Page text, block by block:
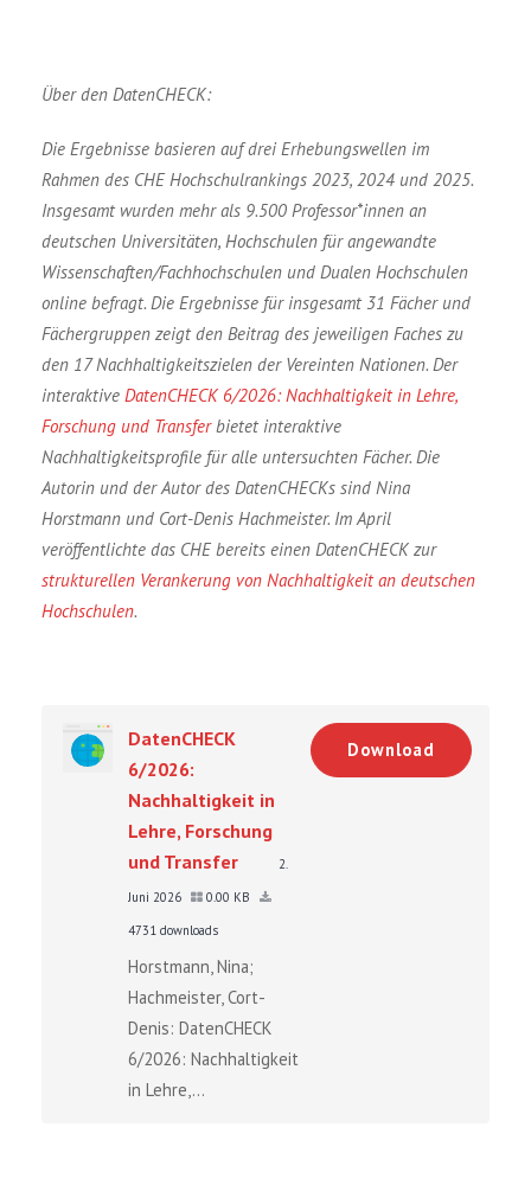
Über den DatenCHECK:
Die Ergebnisse basieren auf drei Erhebungswellen im
Rahmen des CHE Hochschulrankings 2023, 2024 und 2025.
Insgesamt wurden mehr als 9.500 Professor*innen an
deutschen Universitäten, Hochschulen für angewandte
Wissenschaften/Fachhochschulen und Dualen Hochschulen
online befragt. Die Ergebnisse für insgesamt 31 Fächer und
Fächergruppen zeigt den Beitrag des jeweiligen Faches zu
den 17 Nachhaltigkeitszielen der Vereinten Nationen. Der
interaktive DatenCHECK 6/2026: Nachhaltigkeit in Lehre,
Forschung und Transferbietet interaktive
Nachhaltigkeitsprofile für alle untersuchten Fächer. Die
Autorin und der Autor des DatenCHECKs sind Nina
Horstmann und Cort-Denis Hachmeister. Im April
veröffentlichte das CHE bereits einen DatenCHECK zur
strukturellen Verankerung von Nachhaltigkeit an deutschen
Hochschulen.
DatenCHECK
6/2026:
Nachhaltigkeit in
Lehre, Forschung
und Transfer
2.
Juni 2026
0.00 KB
4731 downloads
Horstmann, Nina;
Hachmeister, Cort-
Denis: DatenCHECK
6/2026: Nachhaltigkeit
in Lehre,...
Download